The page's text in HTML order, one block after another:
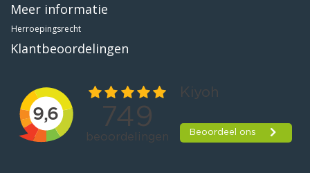
Meer informatie
Herroepingsrecht
Klantbeoordelingen